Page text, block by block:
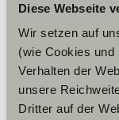
Diese Webseite
Wir setzen auf
(wie Cookies und
Verhalten der
unsere
Dritter auf der